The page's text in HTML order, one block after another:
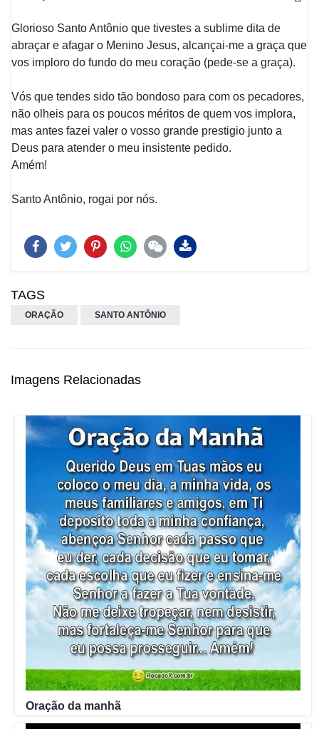
Glorioso Santo Antônio que tivestes a sublime dita de
abraçar e afagar o Menino Jesus, alcançai-me a graça que
vos imploro do fundo do meu coração (pede-se a graça).
Vós que tendes sido tão bondoso para com os pecadores,
não olheis para os poucos méritos de quem vos implora,
mas antes fazei valer o vosso grande prestigio junto a
Deus para atender o meu insistente pedido.
Amém!
Santo Antônio, rogai por nós.
TAGS
ORAÇÃO SANTO ANTÔNIO
Imagens Relacionadas
Oração da manhã